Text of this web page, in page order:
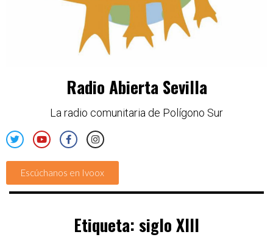
Radio Abierta Sevilla
La radio comunitaria de Polígono Sur
Escúchanos en Ivoox
Etiqueta: siglo XIII